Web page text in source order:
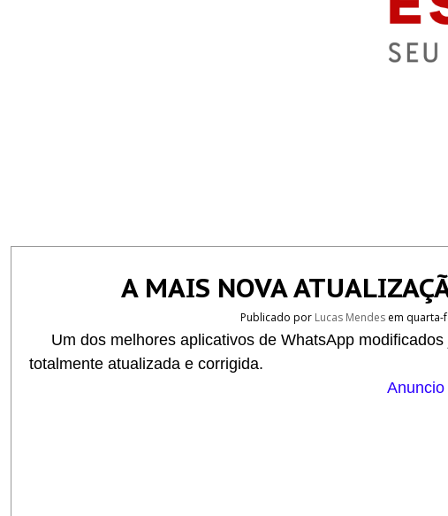
A MAIS NOVA
Publicado por Lucas Mendes em quarta-
Um dos melhores aplicativos de WhatsApp
totalmente atualizada e corrigida.
Anuncio